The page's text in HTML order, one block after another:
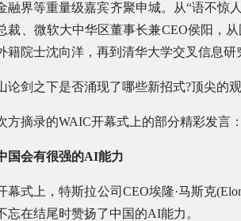
融界等重量级嘉宾齐聚申城。从“语不惊
裁、微软大中华区董事长兼CEO侯阳，
籍院士沈向洋，再到清华大学交叉信息
论剑之下是否涌现了哪些新招式?顶尖的
方摘录的WAIC开幕式上的部分精彩发言：
国会有很强的AI能力
幕式上，特斯拉公司CEO埃隆·马斯克
忘在结尾时赞扬了中国的AI能力。